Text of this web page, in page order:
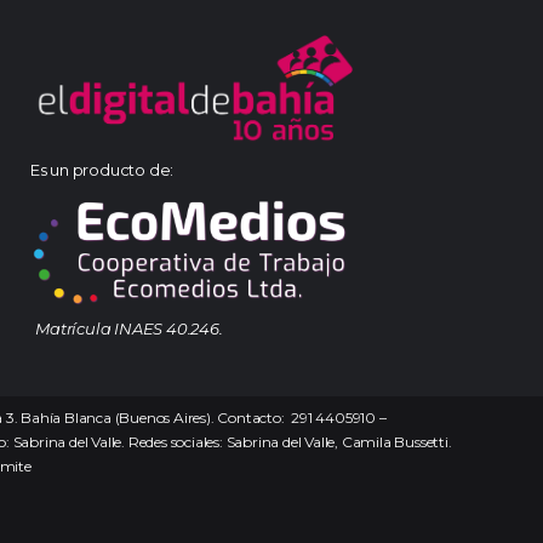
Es un producto de:
Matrícula INAES 40.246.
Bahía Blanca (Buenos Aires). Contacto: 291 4405910 –
del Valle. Redes sociales: Sabrina del Valle, Camila Bussetti.